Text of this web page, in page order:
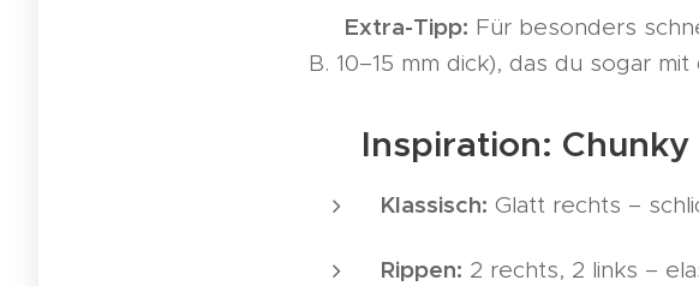
Extra-Tipp: Für besonders
B. 10–15 mm dick), das du sogar
✨ Inspiration:
Klassisch: Glatt rechts –
Rippen: 2 rechts, 2 links –